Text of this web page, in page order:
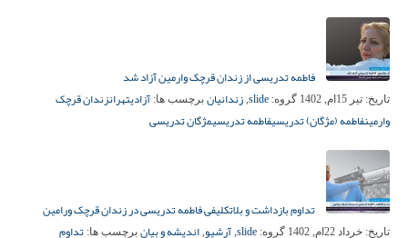
فاطمه تدریسی از زندان قرچک وارمین آزاد شد
تاریخ: تیر 15ام, 1402 گروه: slide
, زندانیان برچسب ها: آزادیتهرانزندان قرچک
وارمینفاطمه (مژگان) تدریسیفاطمه تدریسیمژگان تدریسی
تداوم بازداشت و بلاتکلیفی فاطمه تدریسی در زندان قرچک ورامین
تاریخ: خرداد 22ام, 1402 گروه: slide
, آرشیو, اندیشه و بیان برچسب ها: تداوم